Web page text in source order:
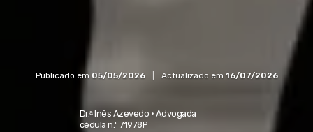
Publicado em 05/05/2026 Actualizado em 16/07/2026
Dr.ᵃ Inês Azevedo · Advogada
cédula n.º 71978P